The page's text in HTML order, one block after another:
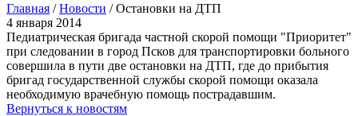
Главная /Новости /Остановки на ДТП
4 января 2014
Педиатрическая бригада частной скорой помощи "Приоритет"
при следовании в город Псков для транспортировки больного
совершила в пути две остановки на ДТП, где до прибытия
бригад государственной службы скорой помощи оказала
необходимую врачебную помощь пострадавшим.
Вернуться к новостям